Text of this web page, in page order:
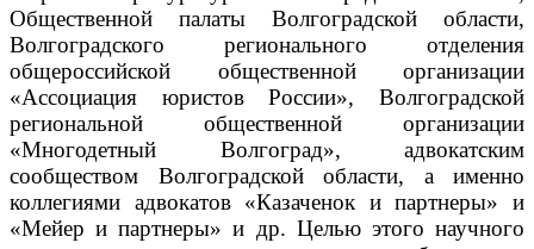
Общественной палаты Волгоградской области,
Волгоградского регионального отделения
общероссийской общественной организации
«Ассоциация юристов России», Волгоградской
региональной общественной организации
«Многодетный Волгоград», адвокатским
сообществом Волгоградской области, а именно
коллегиями адвокатов «Казаченок и партнеры» и
«Мейер и партнеры» и др. Целью этого научного